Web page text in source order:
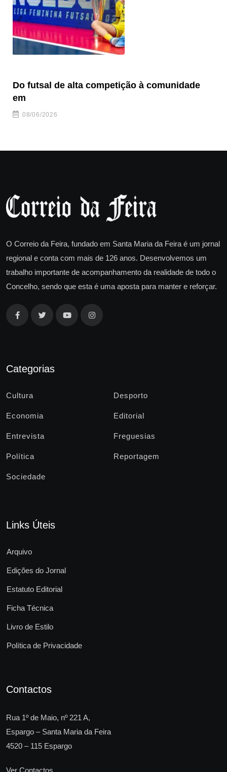
Do futsal de alta competição à comunidade
em
08/06/2026
O Correio da Feira, fundado em Santa Maria da Feira é um jornal
regional e conta com mais de 126 anos. Desenvolvemos um
trabalho importante de acompanhamento da realidade de todo o
Concelho, sendo que esta é uma aposta para manter e reforçar.
Categorias
Cultura Desporto
Economia Editorial
Entrevista Freguesias
Política Reportagem
Sociedade
Links Úteis
Arquivo
Edições do Jornal
Estatuto Editorial
Ficha Técnica
Livro de Estilo
Política de Privacidade
Contactos
Rua 1º de Maio, nº 221 A,
Espargo – Santa Maria da Feira
4520 – 115 Espargo
Ver Contactos